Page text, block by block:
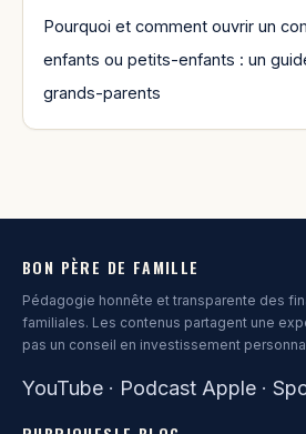
Pourquoi et comment ouvrir un
enfants ou petits-enfants : un
grands-parents
BON PÈRE DE FAMILLE
Pédagogie honnête et transparente des
familiales. Les contenus partagent une
pas un conseil en investissement
YouTube · Podcast Apple ·